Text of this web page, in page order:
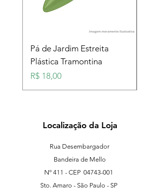
Pá de Jardim Estreita
Plástica Tramontina
Preço
R$ 18,00
Localização da Loja
Rua Desembargador
Bandeira de Mello
Nº 411 - CEP 04743-001
Sto. Amaro - São Paulo - SP